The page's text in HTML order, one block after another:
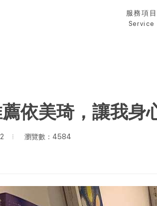
服務項目
Service
依美琦，讓我身
瀏覽數：4584